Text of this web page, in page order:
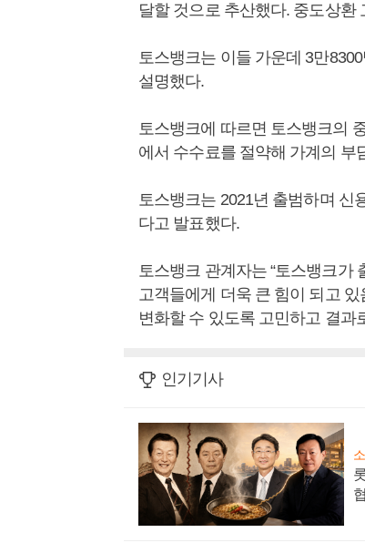
달할 것으로 추산했다. 중도상환
토스뱅크는 이들 가운데 3만
설명했다.
토스뱅크에 따르면 토스뱅크의
에서 수수료를 절약해 가계의 부
토스뱅크는 2021년 출범하며 신
다고 발표했다.
토스뱅크 관계자는 “토스뱅크가
고객들에게 더욱 큰 힘이 되고
변화할 수 있도록 고민하고 결과
인기기사